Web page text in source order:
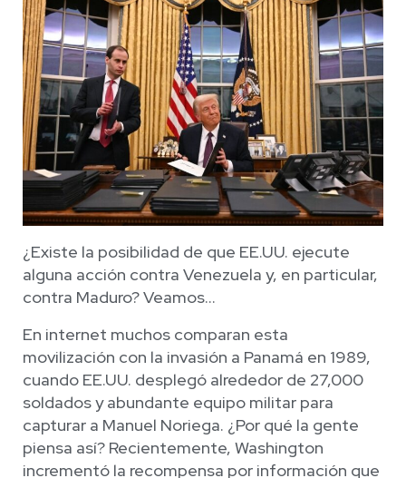
¿Existe la posibilidad de que EE.UU. ejecute
alguna acción contra Venezuela y, en particular,
contra Maduro? Veamos…
En internet muchos comparan esta
movilización con la invasión a Panamá en 1989,
cuando EE.UU. desplegó alrededor de 27,000
soldados y abundante equipo militar para
capturar a Manuel Noriega. ¿Por qué la gente
piensa así? Recientemente, Washington
incrementó la recompensa por información que